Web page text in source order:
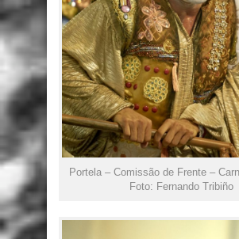
Portela – Comissão de Frente –
Foto: Fernando Tribiño